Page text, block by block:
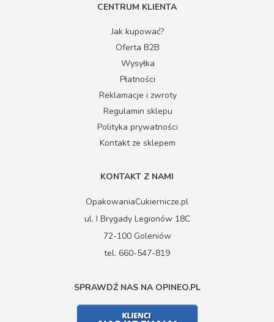
CENTRUM KLIENTA
Jak kupować?
Oferta B2B
Wysyłka
Płatności
Reklamacje i zwroty
Regulamin sklepu
Polityka prywatności
Kontakt ze sklepem
KONTAKT Z NAMI
OpakowaniaCukiernicze.pl
ul. I Brygady Legionów 18C
72-100 Goleniów
tel. 660-547-819
SPRAWDŹ NAS NA OPINEO.PL